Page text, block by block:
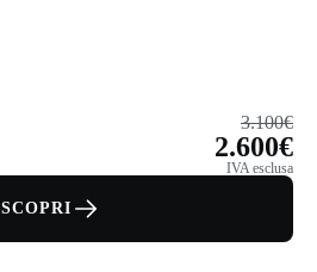
3.100€
2.600€
IVA esclusa
SCOPRI